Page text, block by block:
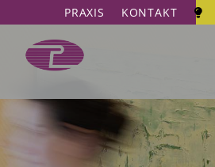
Inhalt
springen
PRAXIS KONTAKT